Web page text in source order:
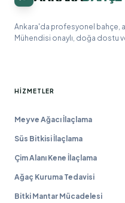
Ankara'da profesyonel bahçe,
Mühendisi onaylı, doğa dostu
HIZMETLER
Meyve Ağacı İlaçlama
Süs Bitkisi İlaçlama
Çim Alanı Kene İlaçlama
Ağaç Kuruma Tedavisi
Bitki Mantar Mücadelesi